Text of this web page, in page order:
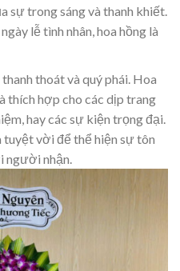
sự trong sáng và thanh khiết.
lễ tình nhân, hoa hồng là
thoát và quý phái. Hoa
thích hợp cho các dịp trang
hay các sự kiện trọng đại.
tuyệt vời để thể hiện sự tôn
người nhận.